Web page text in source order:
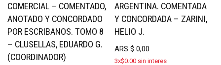
COMERCIAL – COMENTADO,
ANOTADO Y CONCORDADO
POR ESCRIBANOS. TOMO 8
– CLUSELLAS, EDUARDO G.
(COORDINADOR)
ARGENTINA. COMENTADA
Y CONCORDADA – ZARINI,
HELIO J.
ARS$ 0,00
3x$0.00 sin interes